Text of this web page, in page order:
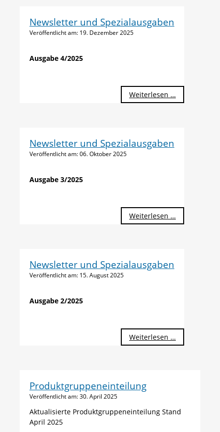
Newsletter und Spezialausgaben
Veröffentlicht am: 19. Dezember 2025
Ausgabe 4/2025
Weiterlesen …
Newsletter und Spezialausgaben
Veröffentlicht am: 06. Oktober 2025
Ausgabe 3/2025
Weiterlesen …
Newsletter und Spezialausgaben
Veröffentlicht am: 15. August 2025
Ausgabe 2/2025
Weiterlesen …
Produktgruppeneinteilung
Veröffentlicht am: 30. April 2025
Aktualisierte Produktgruppeneinteilung Stand
April 2025